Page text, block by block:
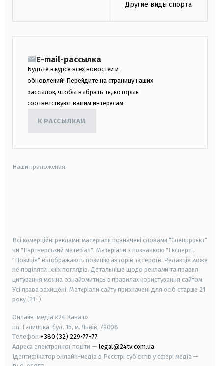
Другие виды спорта
E-mail-рассылка
Будьте в курсе всех новостей и
обновлений! Перейдите на страницу наших
рассылок, чтобы выбрать те, которые
соответствуют вашим интересам.
К РАССЫЛКАМ
Наши приложения:
Всі комерційні рекламні матеріали позначені словами "Спецпроєкт"
чи "Партнерський матеріал". Матеріали з позначкою "Експерт",
"Позиція" відображають позицію авторів та героїв. Редакція може
не поділяти їхніх поглядів. Детальніше щодо реклами та правил
цитування можна ознайомитись в правилах користування сайтом.
Усі права захищені. Матеріали сайту призначені для осіб старше 21
року (21+)
Онлайн-медіа «24 Канал»
пл. Галицька, буд. 15, м. Львів, 79008
Телефон +380 (32) 229-77-77
Адреса електронної пошти — legal@24tv.com.ua
Ідентифікатор онлайн-медіа в Реєстрі суб'єктів у сфері медіа —